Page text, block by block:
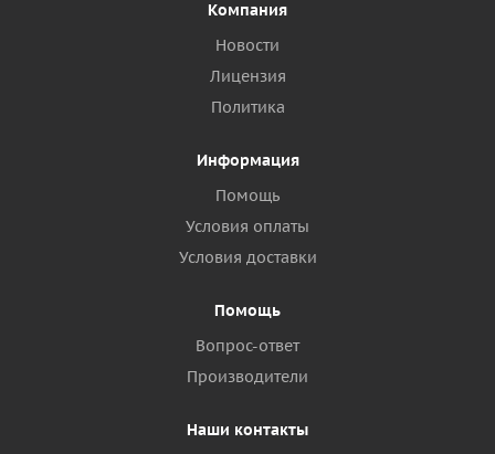
Компания
Новости
Лицензия
Политика
Информация
Помощь
Условия оплаты
Условия доставки
Помощь
Вопрос-ответ
Производители
Наши контакты